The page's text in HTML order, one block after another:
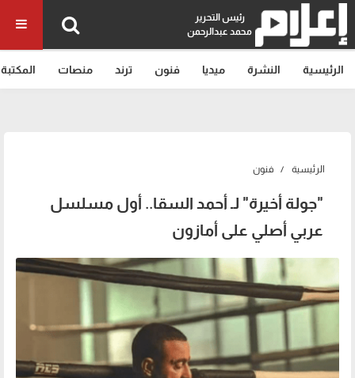
رئيس التحرير
محمد عبدالرحمن
الرئيسية النشرة ميديا فنون ترند منصات المكتبة
الرئيسية فنون
"جولة أخيرة" لـ أحمد السقا.. أول مسلسل
عربي أصلي على أمازون